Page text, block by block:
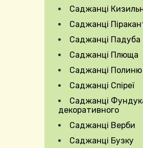
Expand Secondary
Саджанці
Саджанці
Саджанці Падуба
Саджанці Плюща
Саджанці Полиню
Саджанці Спіреї
Саджанці
декоративного
Саджанці Верби
Саджанці Бузку